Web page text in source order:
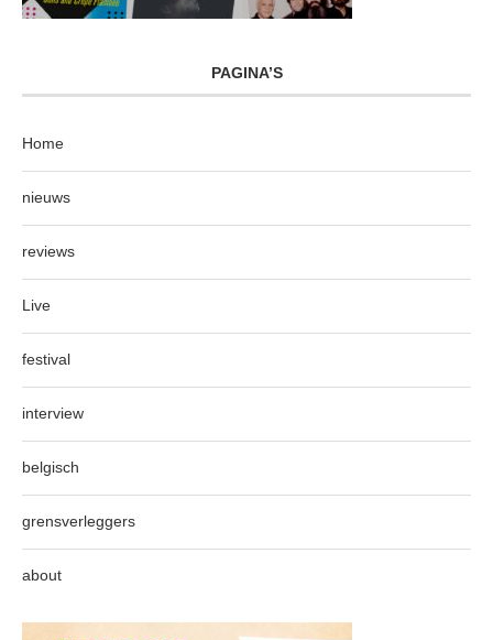
PAGINA’S
Home
nieuws
reviews
Live
festival
interview
belgisch
grensverleggers
about